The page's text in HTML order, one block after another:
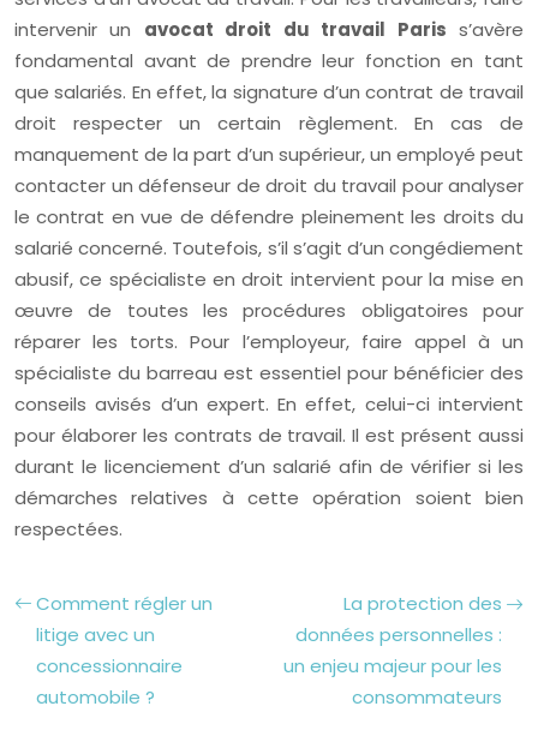
intervenir un avocat droit du travail Paris s’avère
fondamental avant de prendre leur fonction en tant
que salariés. En effet, la signature d’un contrat de travail
droit respecter un certain règlement. En cas de
manquement de la part d’un supérieur, un employé peut
contacter un défenseur de droit du travail pour analyser
le contrat en vue de défendre pleinement les droits du
salarié concerné. Toutefois, s’il s’agit d’un congédiement
abusif, ce spécialiste en droit intervient pour la mise en
œuvre de toutes les procédures obligatoires pour
réparer les torts. Pour l’employeur, faire appel à un
spécialiste du barreau est essentiel pour bénéficier des
conseils avisés d’un expert. En effet, celui-ci intervient
pour élaborer les contrats de travail. Il est présent aussi
durant le licenciement d’un salarié afin de vérifier si les
démarches relatives à cette opération soient bien
respectées.
Comment régler un
litige avec un
concessionnaire
automobile ?
La protection des
données personnelles :
un enjeu majeur pour les
consommateurs